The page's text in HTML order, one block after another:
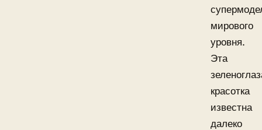
мирового
уровня.
Эта
красотка
известна
далеко